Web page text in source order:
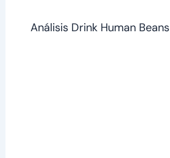
Análisis Drink Human Beans